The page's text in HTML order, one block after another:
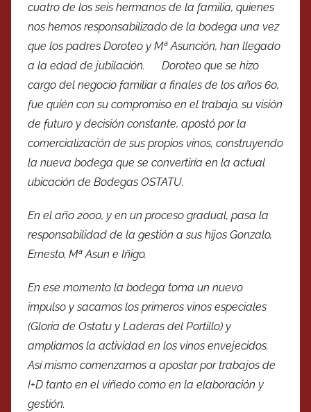
cuatro de los seis hermanos de la familia, quienes
nos hemos responsabilizado de la bodega una vez
que los padres Doroteo y Mª Asunción, han llegado
a la edad de jubilación. Doroteo que se hizo
cargo del negocio familiar a finales de los años 60,
fue quién con su compromiso en el trabajo, su visión
de futuro y decisión constante, apostó por la
comercialización de sus propios vinos, construyendo
la nueva bodega que se convertiría en la actual
ubicación de Bodegas OSTATU.
En el año 2000, y en un proceso gradual, pasa la
responsabilidad de la gestión a sus hijos Gonzalo,
Ernesto, Mª Asun e Iñigo.
En ese momento la bodega toma un nuevo
impulso y sacamos los primeros vinos especiales
(Gloria de Ostatu y Laderas del Portillo) y
ampliamos la actividad en los vinos envejecidos.
Así mismo comenzamos a apostar por trabajos de
I+D tanto en el viñedo como en la elaboración y
gestión.